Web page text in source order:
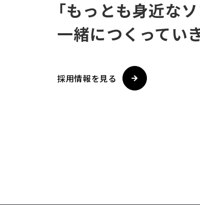
「もっとも身近な
一緒につくってい
採用情報を見る